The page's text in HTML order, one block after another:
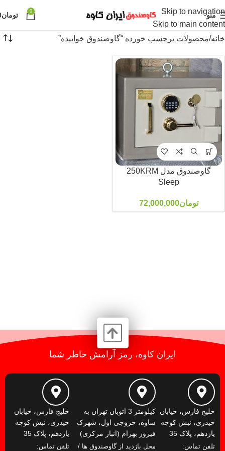
Skip to navigation
Skip to main content
منو 0 تومان
خانه محصولات برچسب خورده “گاوصندوق خوابیده”
گاوصندوق مدل 250KRM
Sleep
تومان72,000,000
ایران کاوه، رمز آرامش خاطر شما
خلیج فارس، خیابان
حیدری، نبش کوچه
یازدهم، پلاک 35
تلفن تماس:
کیلومتر 3 اتوبان تهران به
ساوه، خروجی اول، شهرک
فیروز بهرام (انبار مرکزی)
محل بازدید از گاوصندوق ها /
خلیج فارس، خیابان
حیدری، نبش کوچه
یازدهم، پلاک 35
تلفن تماس: